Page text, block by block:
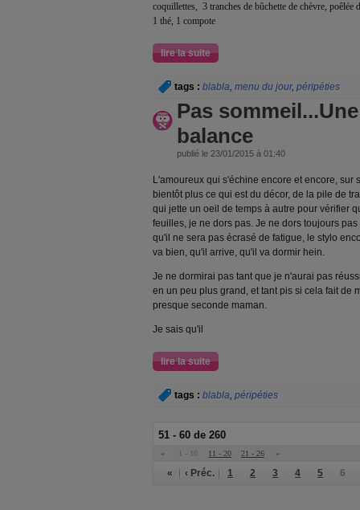
coquillettes, 3 tranches de bûchette de chèvre, poêlée
1 thé, 1 compote
lire la suite
tags : blabla, menu du jour, péripéties
Pas
balance
publié le 23/01/2015 à 01:40
L'amoureux qui s'échine encore et encore, sur
bientôt plus ce qui est du décor, de la pile de
qui jette un oeil de temps à autre pour vérifier
feuilles, je ne dors pas. Je ne dors toujours
qu'il ne sera pas écrasé de fatigue, le stylo
va bien, qu'il arrive, qu'il va dormir hein.
Je ne dormirai pas tant que je n'aurai pas
en un peu plus grand, et tant pis si cela fait de
presque seconde maman.
Je sais qu'il
lire la suite
tags : blabla, péripéties
51 - 60 de 260
« 1 - 10 11 - 20 21 - 26 »
« ‹ Préc. 1 2 3 4 5 6